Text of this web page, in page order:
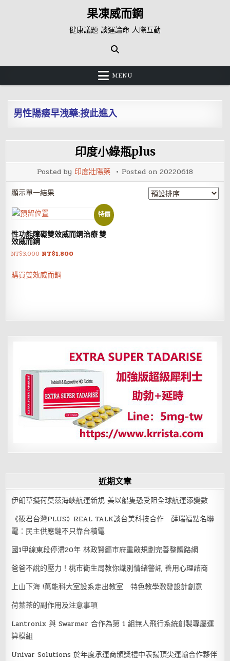
果凍威而鋼
健康議題 談運論命 人際互動
MENU
男性陽痿早洩藥:按此進入
印度小綠瓶plus
Posted by 印度壯陽藥 Posted on 20220618
顯示單一結果
特價
性功能障礙雙效威而鋼治療 雙
效威而鋼
NT$3,000 原
價
NT$1,800目
購買雙效威而鋼
近期文章
伊朗草擬荷莫茲海峽航運新規 美以船隻恐受阻全球航運添變數
《筱君台灣PLUS》REAL TALK談台美科技合作 薛瑞福點名聯
電：民主供應鏈不只靠台積電
國1甲線東段停滯20年 林政賢籲市府重啟規劃完善整體路網
爸爸不說的壓力！桃市衛生局教你識別情緒警訊 善用心理諮商
上山下海 !萬能科大室設系走出教室 特色教學激發設計創意
荷葉茶的副作用及注意事項
Lantronix 與 Swarmer 合作為第 1 組無人飛行系統創製專屬運
算模組
Univar Solutions 於年度承運商頒獎禮中表揚頂尖運輸合作夥伴